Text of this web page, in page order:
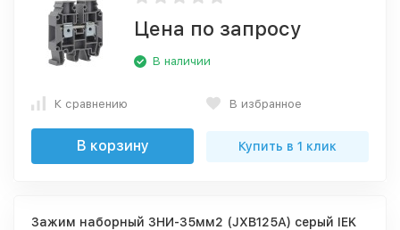
Цена по запросу
В наличии
К сравнению В избранное
В корзину Купить в 1 клик
Зажим наборный ЗНИ-35мм2 (JXB125А) серый IEK